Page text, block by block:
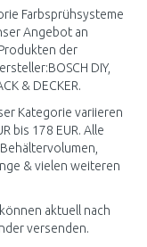
Farbsprühsysteme
Angebot an
der
DIY,
& DECKER.
Kategorie variieren
bis 178 EUR. Alle
& vielen weiteren
aktuell nach
versenden.